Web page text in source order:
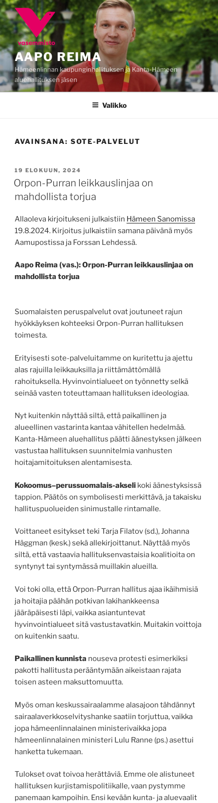
Siirry
sisältöön
AAPO REIMA
Hämeenlinnan kaupunginhallituksen ja Kanta-Hämeen
aluehallituksen jäsen
Valikko
AVAINSANA: SOTE-PALVELUT
JULKAISTU
19 ELOKUUN, 2024
Orpon-Purran leikkauslinjaa on
mahdollista torjua
Allaoleva kirjoitukseni julkaistiin Hämeen Sanomissa
19.8.2024. Kirjoitus julkaistiin samana päivänä myös
Aamupostissa ja Forssan Lehdessä.
Aapo Reima (vas.): Orpon-Purran leikkauslinjaa on
mahdollista torjua
Suomalaisten peruspalvelut ovat joutuneet rajun
hyökkäyksen kohteeksi Orpon-Purran hallituksen
toimesta.
Erityisesti sote-palveluitamme on kuritettu ja ajettu
alas rajuilla leikkauksilla ja riittämättömällä
rahoituksella. Hyvinvointialueet on työnnetty selkä
seinää vasten toteuttamaan hallituksen ideologiaa.
Nyt kuitenkin näyttää siltä, että paikallinen ja
alueellinen vastarinta kantaa vähitellen hedelmää.
Kanta-Hämeen aluehallitus päätti äänestyksen jälkeen
vastustaa hallituksen suunnitelmia vanhusten
hoitajamitoituksen alentamisesta.
Kokoomus–perussuomalais-akseli koki äänestyksissä
tappion. Päätös on symbolisesti merkittävä, ja takaisku
hallituspuolueiden sinimustalle rintamalle.
Voittaneet esitykset teki Tarja Filatov (sd.), Johanna
Häggman (kesk.) sekä allekirjoittanut. Näyttää myös
siltä, että vastaavia hallituksenvastaisia koalitioita on
syntynyt tai syntymässä muillakin alueilla.
Voi toki olla, että Orpon-Purran hallitus ajaa ikäihmisiä
ja hoitajia päähän potkivan lakihankkeensa
jääräpäisesti läpi, vaikka asiantuntevat
hyvinvointialueet sitä vastustavatkin. Muitakin voittoja
on kuitenkin saatu.
Paikallinen kunnista nouseva protesti esimerkiksi
pakotti hallitusta perääntymään aikeistaan rajata
toisen asteen maksuttomuutta.
Myös oman keskussairaalamme alasajoon tähdännyt
sairaalaverkkoselvityshanke saatiin torjuttua, vaikka
jopa hämeenlinnalainen ministerivaikka jopa
hämeenlinnalainen ministeri Lulu Ranne (ps.) asettui
hanketta tukemaan.
Tulokset ovat toivoa herättäviä. Emme ole alistuneet
hallituksen kurjistamispolitiikalle, vaan pystymme
panemaan kampoihin. Ensi kevään kunta- ja aluevaalit